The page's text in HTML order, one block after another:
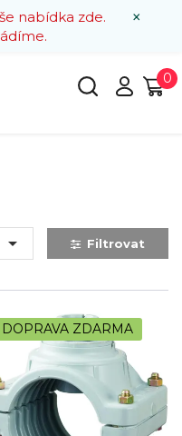
×
nabídka zde.
0
 Filtrovat
DOPRAVA ZDARMA